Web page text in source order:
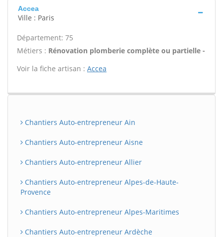
Accea
Ville : Paris
Département: 75
Métiers : Rénovation plomberie complète ou partielle -
Voir la fiche artisan : Accea
Chantiers Auto-entrepreneur Ain
Chantiers Auto-entrepreneur Aisne
Chantiers Auto-entrepreneur Allier
Chantiers Auto-entrepreneur Alpes-de-Haute-
Provence
Chantiers Auto-entrepreneur Alpes-Maritimes
Chantiers Auto-entrepreneur Ardèche